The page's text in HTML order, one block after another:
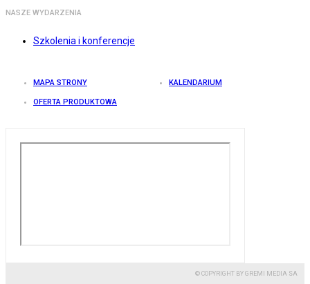
NASZE WYDARZENIA
Szkolenia i konferencje
MAPA STRONY KALENDARIUM
OFERTA PRODUKTOWA
© COPYRIGHT BY GREMI MEDIA SA